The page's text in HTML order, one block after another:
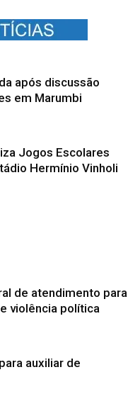
após discussão
em Marumbi
Jogos Escolares
Hermínio Vinholi
de atendimento para
violência política
auxiliar de